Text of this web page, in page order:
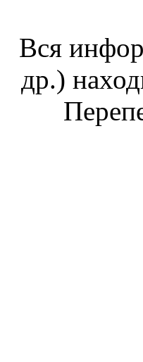
Вся
др.)